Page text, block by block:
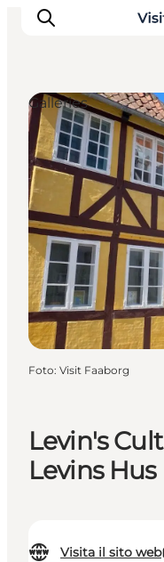
Ispirazioni
Dove andare
Cosa fare
Dove dormire
Pianifica il
Levin's
Levins Hus
Visita il sito web
Galleries
Foto: Visit Faaborg